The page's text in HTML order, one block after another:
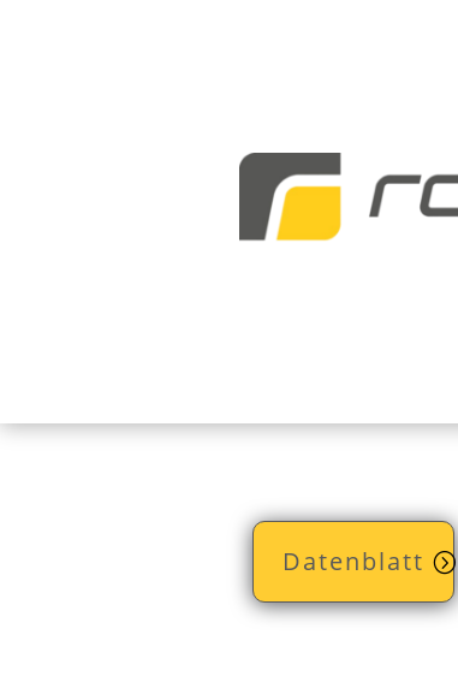
Datenblatt